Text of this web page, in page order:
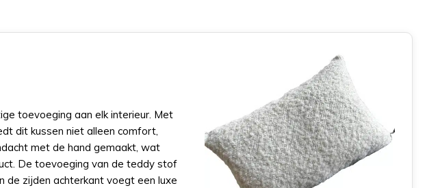
toevoeging aan elk interieur. Met
dit kussen niet alleen comfort,
met de hand gemaakt, wat
De toevoeging van de teddy stof
de zijden achterkant voegt een luxe